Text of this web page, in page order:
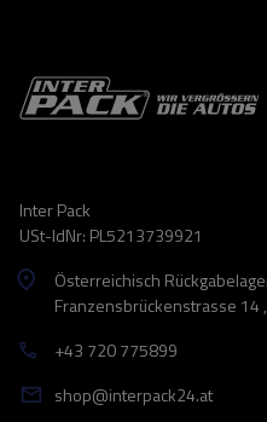
Inter Pack
USt-IdNr: PL5213739921
Österreichisch
Franzensbrückenstrasse 14
+43 720 775899
shop@interpack24.at